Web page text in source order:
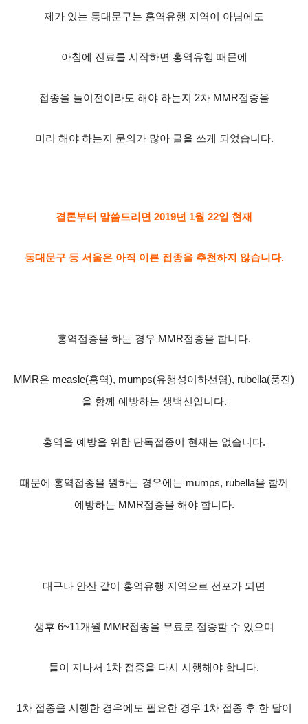
제가 있는 동대문구는 홍역유행 지역이 아님에도
아침에 진료를 시작하면 홍역유행 때문에
접종을 돌이전이라도 해야 하는지 2차 MMR접종을
미리 해야 하는지 문의가 많아 글을 쓰게 되었습니다.
결론부터 말씀드리면 2019년 1월 22일 현재
동대문구 등 서울은 아직 이른 접종을 추천하지 않습니다.
홍역접종을 하는 경우 MMR접종을 합니다.
MMR은 measle(홍역), mumps(유행성이하선염), rubella(풍진 )
을 함께 예방하는 생백신입니다.
홍역을 예방을 위한 단독접종이 현재는 없습니다.
때문에 홍역접종을 원하는 경우에는 mumps, rubella을 함께
예방하는 MMR접종을 해야 합니다.
대구나 안산 같이 홍역유행 지역으로 선포가 되면
생후 6~11개월 MMR접종을 무료로 접종할 수 있으며
돌이 지나서 1차 접종을 다시 시행해야 합니다.
1차 접종을 시행한 경우에도 필요한 경우 1차 접종 후 한 달이